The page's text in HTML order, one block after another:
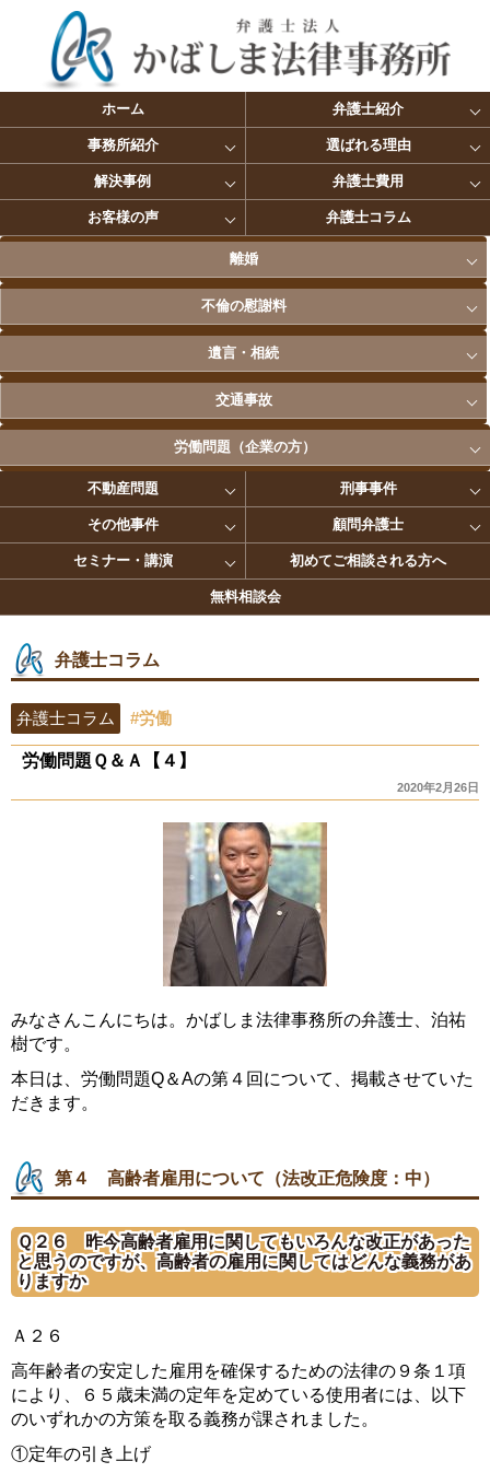
ホーム 弁護士紹介
事務所紹介 選ばれる理由
解決事例 弁護士費用
お客様の声 弁護士コラム
離婚
不倫の慰謝料
遺言・相続
交通事故
労働問題（企業の方）
不動産問題 刑事事件
その他事件 顧問弁護士
セミナー・講演 初めてご相談される方へ
無料相談会
弁護士コラム
弁護士コラム #労働
労働問題Ｑ＆Ａ【４】
2020年2月26日
みなさんこんにちは。かばしま法律事務所の弁護士、泊祐
樹です。
本日は、労働問題Q＆Aの第４回について、掲載させていた
だきます。
第４ 高齢者雇用について（法改正危険度：中）
Ｑ２６ 昨今高齢者雇用に関してもいろんな改正があった
と思うのですが、高齢者の雇用に関してはどんな義務があ
りますか
Ａ２６
高年齢者の安定した雇用を確保するための法律の９条１項
により、６５歳未満の定年を定めている使用者には、以下
のいずれかの方策を取る義務が課されました。
①定年の引き上げ